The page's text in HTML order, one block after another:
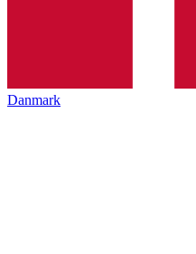
Danmark